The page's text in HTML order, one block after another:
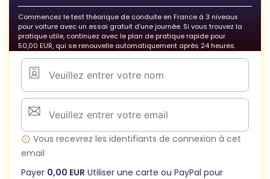
Commencez le test théorique de conduite en France à 3 niveaux
pour voiture avec un essai gratuit d'une journée. Si vous trouvez la
pratique utile, continuez avec le plan de pratique rapide pour
50,00 EUR, qui se renouvelle automatiquement après 24 heures.
Vous recevrez les identifiants de connexion à cet
email
Payer 0,00 EUR Utiliser une carte ou PayPal pour